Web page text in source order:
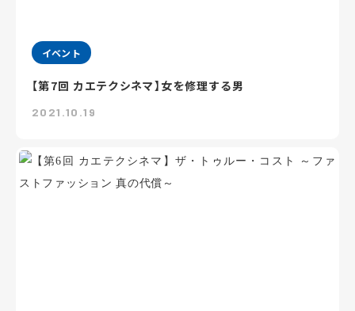
イベント
【第7回 カエテクシネマ】女を修理する男
2021.10.19